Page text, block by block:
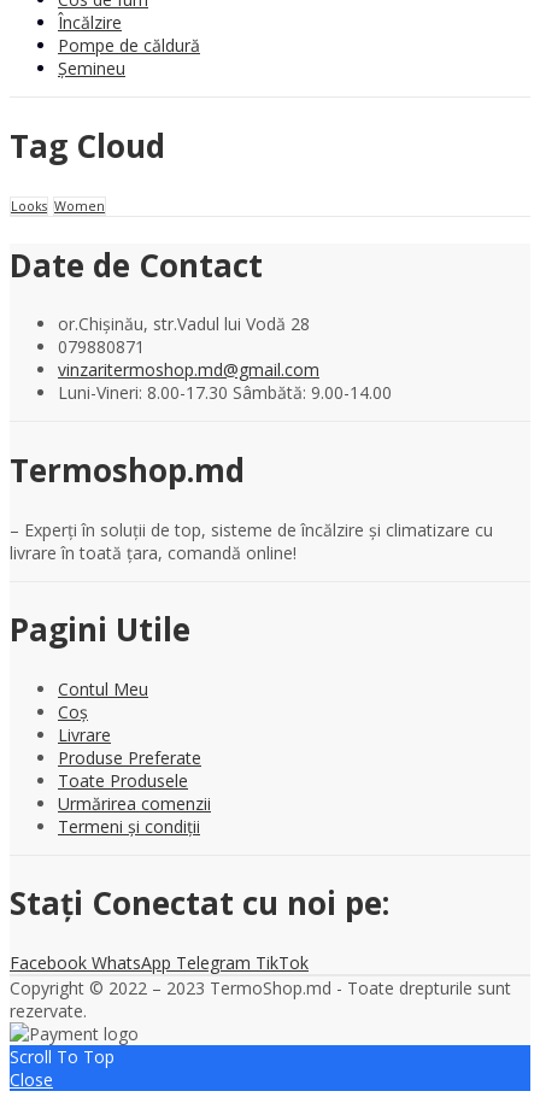
Încălzire
Pompe de căldură
Șemineu
Tag Cloud
Looks Women
Date de Contact
or.Chișinău, str.Vadul lui Vodă 28
079880871
vinzaritermoshop.md@gmail.com
Luni-Vineri: 8.00-17.30 Sâmbătă: 9.00-14.00
Termoshop.md
– Experți în soluții de top, sisteme de încălzire și climatizare cu
livrare în toată țara, comandă online!
Pagini Utile
Contul Meu
Coș
Livrare
Produse Preferate
Toate Produsele
Urmărirea comenzii
Termeni și condiții
Stați Conectat cu noi pe:
Facebook WhatsApp Telegram TikTok
Copyright © 2022 – 2023 TermoShop.md - Toate drepturile sunt
rezervate.
Scroll To Top
Close